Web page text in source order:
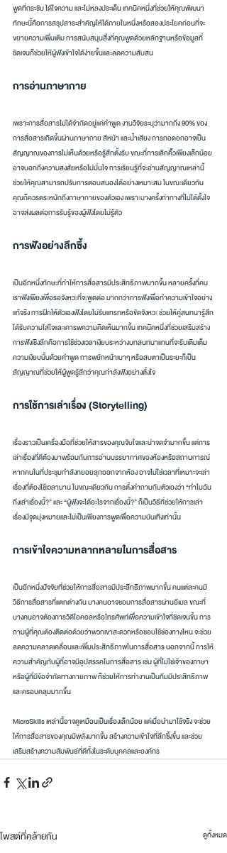
พูดที่กระชับ ได้ใจความ และไม่หลงประเด็น เทคนิคหนึ่งที่ช่วยให้คุณพัฒนา
ทักษะนี้คือการสรุปสาระสำคัญให้ได้ภายในหนึ่งหรือสองประโยคก่อนที่จะ
ขยายความเพิ่มเติม การสนับสนุนสิ่งที่คุณพูดด้วยหลักฐานหรือข้อมูลที่
ชัดเจนก็ช่วยให้ผู้ฟังเข้าใจได้ง่ายขึ้นและลดความสับสน
การอ่านภาษากาย
เพราะการสื่อสารไม่ได้จำกัดอยู่แค่คำพูด งานวิจัยระบุว่ามากถึง 90% ของ
การสื่อสารเกิดขึ้นผ่านภาษากาย สีหน้า และน้ำเสียง การกอดอกอาจเป็น
สัญญาณของการไม่เห็นด้วยหรือรู้สึกตั้งรับ ขณะที่การเลิกคิ้วเพียงเล็กน้อย
อาจบอกถึงความสงสัยหรือไม่มั่นใจ การเรียนรู้ที่จะอ่านสัญญาณเหล่านี้
ช่วยให้คุณสามารถปรับการตอบสนองได้อย่างเหมาะสม ในขณะเดียวกัน
คุณก็ควรตระหนักถึงภาษากายของตัวเอง เพราะบางครั้งท่าทางที่ไม่ได้ตั้งใจ
อาจส่งผลต่อการรับรู้ของผู้ฟังโดยไม่รู้ตัว
การฟังอย่างลึกซึ้ง
เป็นอีกหนึ่งทักษะที่ทำให้การสื่อสารมีประสิทธิภาพมากขึ้น หลายครั้งที่คน
เราฟังเพียงเพื่อรอจังหวะที่จะพูดต่อ มากกว่าการฟังเพื่อทำความเข้าใจอย่าง
แท้จริง การฝึกให้ตัวเองฟังโดยไม่รีบแทรกหรือขัดจังหวะ ช่วยให้คู่สนทนารู้สึก
ได้รับความใส่ใจและเคารพความคิดเห็นมากขึ้น เทคนิคหนึ่งที่ช่วยเสริมสร้าง
การฟังเชิงลึกคือการใช้ช่วงเวลาเงียบระหว่างบทสนทนาแทนที่จะรีบเติมเต็ม
ความเงียบนั้นด้วยคำพูด การพยักหน้าเบาๆ หรือสบตาเป็นระยะก็เป็น
สัญญาณที่ช่วยให้ผู้พูดรู้สึกว่าคุณกำลังฟังอย่างตั้งใจ
การใช้การเล่าเรื่อง (Storytelling)
เรื่องราวเป็นเครื่องมือที่ช่วยให้สารของคุณจับใจและน่าจดจำมากขึ้น แต่การ
เล่าเรื่องที่ดีต้องมาพร้อมกับการอ่านบรรยากาศของห้องหรือสถานการณ์
หากคนในที่ประชุมกำลังทยอยลุกออกจากห้อง อาจไม่ใช่เวลาที่เหมาะจะเล่า
เรื่องที่ต้องใช้เวลานาน ในขณะเดียวกัน การตั้งคำถามกับตัวเองว่า “ทำไมฉัน
ถึงเล่าเรื่องนี้?” และ “ผู้ฟังจะได้อะไรจากเรื่องนี้?” ก็เป็นวิธีที่ช่วยให้การเล่า
เรื่องมีจุดมุ่งหมายและไม่เป็นเพียงการพูดเพื่อความบันเทิงเท่านั้น
การเข้าใจความหลากหลายในการสื่อสาร
เป็นอีกหนึ่งปัจจัยที่ช่วยให้การสื่อสารมีประสิทธิภาพมากขึ้น คนแต่ละคนมี
วิธีการสื่อสารที่แตกต่างกัน บางคนอาจชอบการสื่อสารผ่านอีเมล ขณะที่
บางคนอาจต้องการวิดีโอคอลหรือโทรศัพท์เพื่อความเข้าใจที่ชัดเจนขึ้น การ
ถามผู้ที่คุณต้องติดต่อด้วยว่าพวกเขาสะดวกหรือชอบใช้ช่องทางไหน จะช่วย
ลดความคลาดเคลื่อนและเพิ่มประสิทธิภาพในการสื่อสาร นอกจากนี้ การให้
ความสำคัญกับผู้ที่อาจมีอุปสรรคในการสื่อสาร เช่น ผู้ที่ไม่ใช่เจ้าของภาษา
หรือผู้ที่มีข้อจำกัดทางกายภาพ ก็ช่วยให้การทำงานเป็นทีมมีประสิทธิภาพ
และครอบคลุมมากขึ้น
MicroSkills เหล่านี้อาจดูเหมือนเป็นเรื่องเล็กน้อย แต่เมื่อนำมาใช้จริง จะช่วย
ให้การสื่อสารของคุณมีพลังมากขึ้น สร้างความเข้าใจที่ลึกซึ้งขึ้น และช่วย
เสริมสร้างความสัมพันธ์ที่ดีทั้งในระดับบุคคลและองค์กร
โพสต์ที่คล้ายกัน ดูทั้งหมด